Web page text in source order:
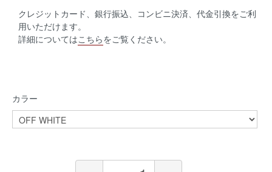
クレジットカード、銀行振込、コンビニ決済、代金引換をご利
用いただけます。
詳細についてはこちら をご覧ください。
カラー